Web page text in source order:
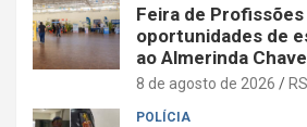
Feira de Profissões
oportunidades de
ao Almerinda
8 de agosto de 2026
POLÍCIA